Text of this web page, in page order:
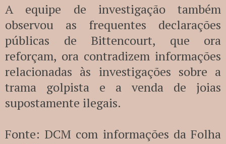
A equipe de investigação também
observou as frequentes declarações
públicas de Bittencourt, que ora
reforçam, ora contradizem informações
relacionadas às investigações sobre a
trama golpista e a venda de joias
supostamente ilegais.
Fonte: DCM com informações da Folha